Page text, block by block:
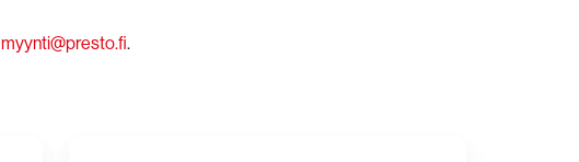
myynti@presto.fi.